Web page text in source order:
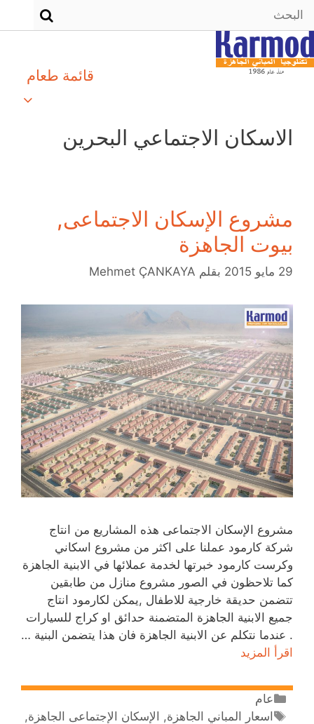
قائمة طعام
الاسكان الاجتماعي البحرين
مشروع الإسكان الاجتماعى,
بيوت الجاهزة
29 مايو 2015 بقلم Mehmet ÇANKAYA
مشروع الإسكان الاجتماعى هذه المشاريع من انتاج
شركة كارمود عملنا على اكثر من مشروع اسكاني
وكرست كارمود خبرتها لخدمة عملائها في الابنية الجاهزة
كما تلاحظون في الصور مشروع منازل من طابقين
تتضمن حديقة خارجية للاطفال ,يمكن لكارمود انتاج
جميع الابنية الجاهزة المتضمنة حدائق او كراج للسيارات
. عندما نتكلم عن الابنية الجاهزة فان هذا يتضمن البنية …
اقرأ المزيد
عام
اسعار المباني الجاهزة, الإسكان الإجتماعى الجاهزة,